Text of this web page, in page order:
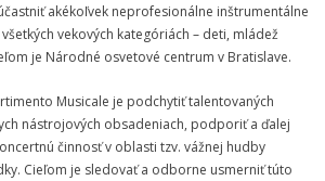
akékoľvek neprofesionálne inštrumentálne
vekových kategóriách – deti, mládež
je Národné osvetové centrum v Bratislave.
Musicale je podchytiť talentovaných
nástrojových obsadeniach, podporiť a ďalej
činnosť v oblasti tzv. vážnej hudby
Cieľom je sledovať a odborne usmerniť túto